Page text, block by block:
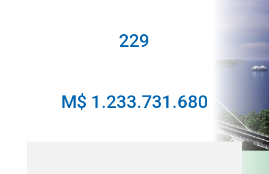
229
M$ 1.233.731.680